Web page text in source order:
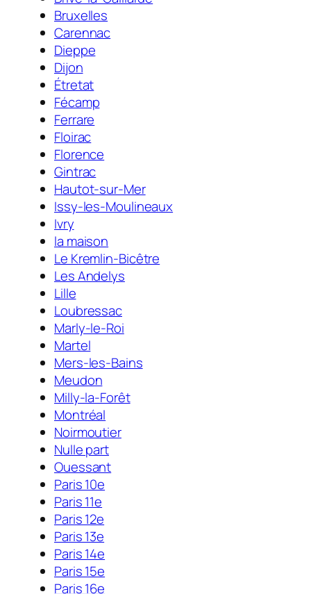
Bruxelles
Carennac
Dieppe
Dijon
Étretat
Fécamp
Ferrare
Floirac
Florence
Gintrac
Hautot-sur-Mer
Issy-les-Moulineaux
Ivry
la maison
Le Kremlin-Bicêtre
Les Andelys
Lille
Loubressac
Marly-le-Roi
Martel
Mers-les-Bains
Meudon
Milly-la-Forêt
Montréal
Noirmoutier
Nulle part
Ouessant
Paris 10e
Paris 11e
Paris 12e
Paris 13e
Paris 14e
Paris 15e
Paris 16e